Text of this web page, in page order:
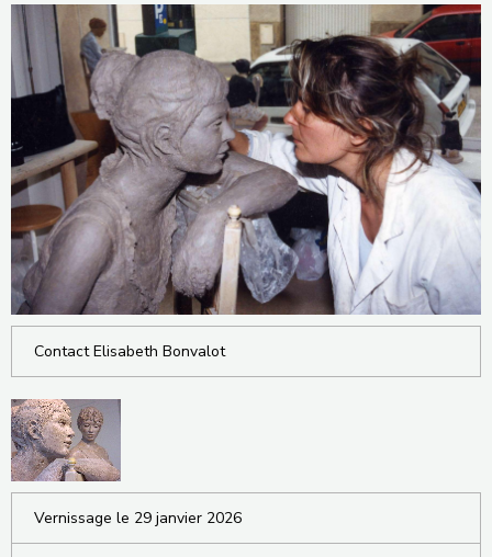
Contact Elisabeth Bonvalot
Vernissage le 29 janvier 2026